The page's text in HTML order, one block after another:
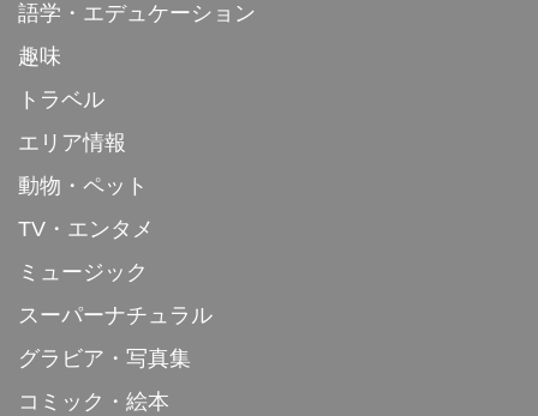
語学・エデュケーション
趣味
トラベル
エリア情報
動物・ペット
TV・エンタメ
ミュージック
スーパーナチュラル
グラビア・写真集
コミック・絵本